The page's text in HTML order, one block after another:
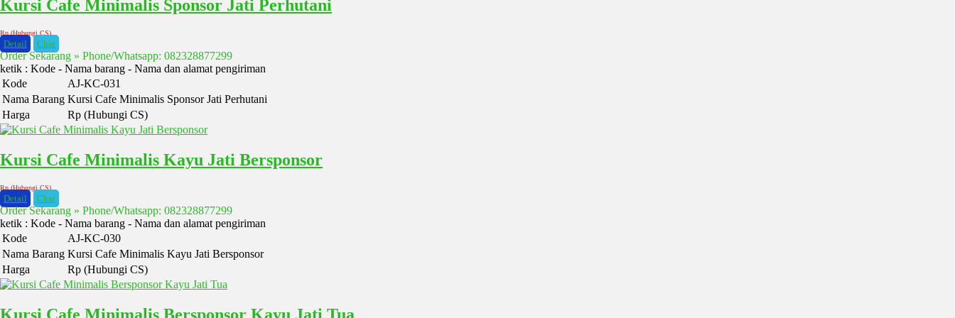
Kursi Cafe Minimalis Sponsor Jati Perhutani
Rp (Hubungi CS)
Detail Chat
Order Sekarang » Phone/Whatsapp: 082328877299
ketik : Kode - Nama barang - Nama dan alamat pengiriman
Kode
AJ-KC-031
Nama Barang Kursi Cafe Minimalis Sponsor Jati Perhutani
Harga
Rp (Hubungi CS)
Kursi Cafe Minimalis Kayu Jati Bersponsor
Rp (Hubungi CS)
Detail Chat
Order Sekarang » Phone/Whatsapp: 082328877299
ketik : Kode - Nama barang - Nama dan alamat pengiriman
Kode
AJ-KC-030
Nama Barang Kursi Cafe Minimalis Kayu Jati Bersponsor
Harga
Rp (Hubungi CS)